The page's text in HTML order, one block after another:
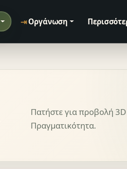
⇥ Οργάνωση
Πατήστε για προβολή
Πραγματικότητα.